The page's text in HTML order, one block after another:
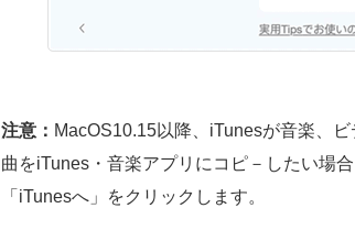
注意： MacOS10.15以降、iTunesが音楽、
曲をiTunes・音楽アプリにコピ－したい場
「iTunesへ」をクリックします。